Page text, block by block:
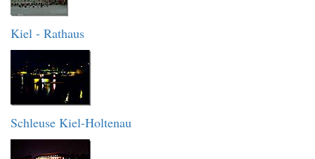
Kiel - Rathaus
Schleuse Kiel-Holtenau